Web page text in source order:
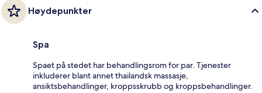
Høydepunkter
Spa
Spaet på stedet har behandlingsrom for par. Tjenester
inkluderer blant annet thailandsk massasje,
ansiktsbehandlinger, kroppsskrubb og kroppsbehandlinger.